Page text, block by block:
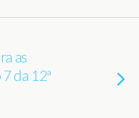
as
da 12ª